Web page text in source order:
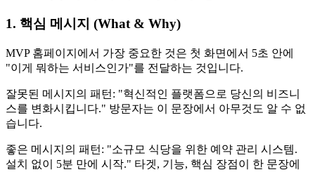
1. 핵심 메시지 (What & Why)
MVP 홈페이지에서 가장 중요한 것은 첫 화면에서 5초 안에
"이게 뭐하는 서비스인가"를 전달하는 것입니다.
잘못된 메시지의 패턴: "혁신적인 플랫폼으로 당신의 비즈니
스를 변화시킵니다." 방문자는 이 문장에서 아무것도 알 수 없
습니다.
좋은 메시지의 패턴: "소규모 식당을 위한 예약 관리 시스템.
설치 없이 5분 만에 시작." 타겟, 기능, 핵심 장점이 한 문장에